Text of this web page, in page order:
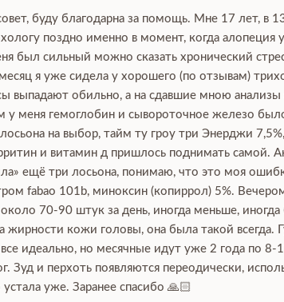
буду благодарна за помощь. Мне 17 лет, в
поздно именно в момент, когда
был сильный можно сказать хронический
я уже сидела у хорошего (по отзывам)
выпадают обильно, а на сдавшие мною анализы
у меня гемоглобин и сывороточное железо
на выбор, тайм ту гроу три Энерджи
и витамин д пришлось поднимать самой.
ещё три лосьона, понимаю, что это моя
fabao 101b, миноксин (копиррол) 5%.
70-90 штук за день, иногда меньше,
жирности кожи головы, она была такой всегда.
идеально, но месячные идут уже 2 года по
Зуд и перхоть появляются переодически,
уже. Заранее спасибо 🙏🏻